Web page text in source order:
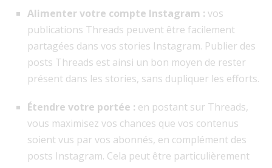
Alimenter votre compte Instagram : vos
publications Threads peuvent être facilement
partagées dans vos stories Instagram. Publier des
posts Threads est ainsi un bon moyen de rester
présent dans les stories, sans dupliquer les efforts.
Étendre votre portée : en postant sur Threads,
vous maximisez vos chances que vos contenus
soient vus par vos abonnés, en complément des
posts Instagram. Cela peut être particulièrement